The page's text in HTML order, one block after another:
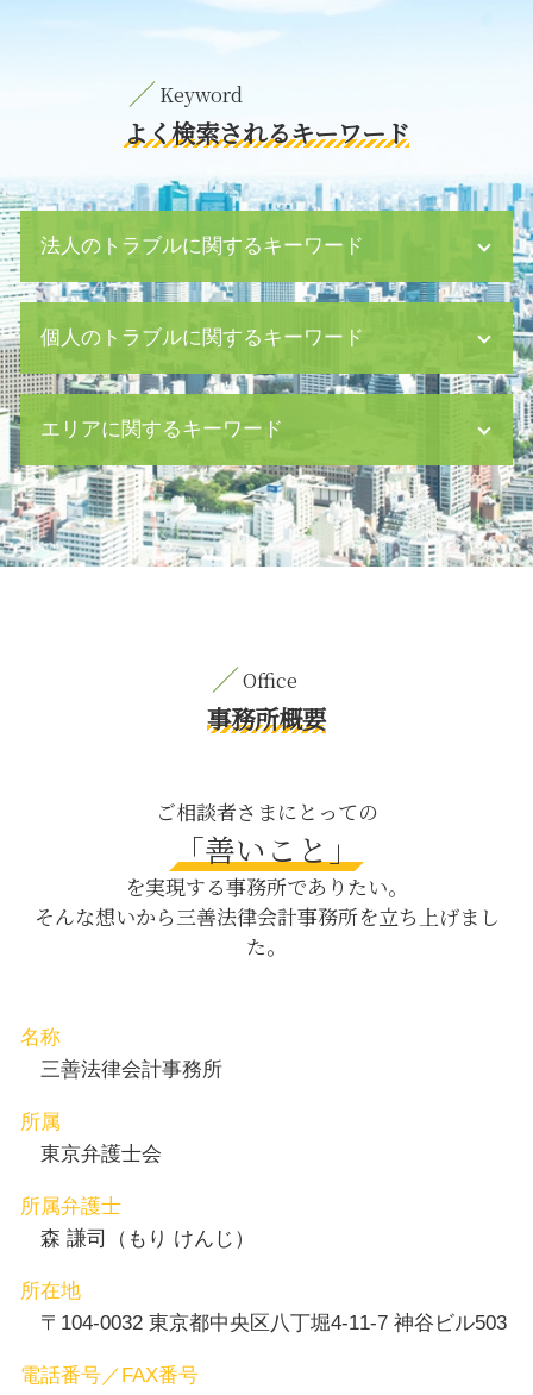
よく検索されるキーワード
法人のトラブルに関するキーワード
セクハラ 処分
借金 裁判
残業代 請求
債務 超過 m&a
少額債権 時効
債務超過 とは
組織 法務
法務 株主 債権者
不当解雇 労働 問題
企業法務 とは
会社法 内部統制
個人のトラブルに関するキーワード
粗暴犯 暴行
婚姻費用 審判
有価証券 相続
婚姻費用分担請求
人身事故 慰謝料
離婚 調停 別居 生活費
内容証明 理由
就業規則 ハラスメント
エリアに関するキーワード
養育費 茅場町 相談
養育費 渋谷区 弁護士
交通事故 日比谷 弁護士
労働問題 渋谷区 弁護士
離婚 渋谷区 弁護士
離婚 八丁堀 弁護士
内容証明郵便 中央区 相談
契約書作成 日比谷 弁護士
内容証明郵便 日比谷 相談
養育費 茅場町 弁護士
相続 八丁堀 相談
養育費 中央区 相談
交通事故 渋谷区 弁護士
事務所概要
ご相談者さまにとっての
「善いこと」
を実現する事務所でありたい。
そんな想いから三善法律会計事務所を立ち上げまし
た。
名称
三善法律会計事務所
所属
東京弁護士会
所属弁護士
森 謙司（もり けんじ）
所在地
〒104-0032 東京都中央区八丁堀4-11-7 神谷ビル503
電話番号／FAX番号